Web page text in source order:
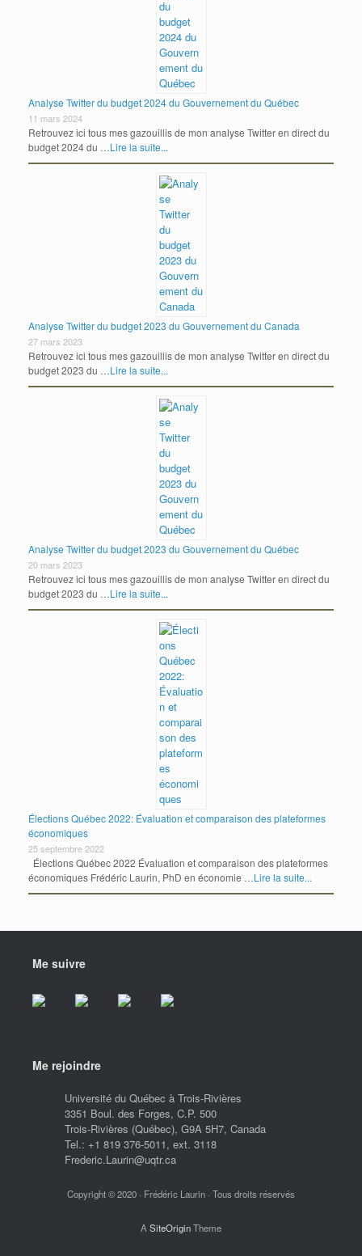
Analyse Twitter du budget 2024 du Gouvernement du Québec
11 mars 2024
Retrouvez ici tous mes gazouillis de mon analyse Twitter en direct du
budget 2024 du …Lire la suite...
Analyse Twitter du budget 2023 du Gouvernement du Canada
27 mars 2023
Retrouvez ici tous mes gazouillis de mon analyse Twitter en direct du
budget 2023 du …Lire la suite...
Analyse Twitter du budget 2023 du Gouvernement du Québec
20 mars 2023
Retrouvez ici tous mes gazouillis de mon analyse Twitter en direct du
budget 2023 du …Lire la suite...
Élections Québec 2022: Évaluation et comparaison des plateformes
économiques
25 septembre 2022
Élections Québec 2022 Évaluation et comparaison des plateformes
économiques Frédéric Laurin, PhD en économie …Lire la suite...
Me suivre
Me rejoindre
Université du Québec à Trois-Rivières
3351 Boul. des Forges, C.P. 500
Trois-Rivières (Québec), G9A 5H7, Canada
Tel.: +1 819 376-5011, ext. 3118
Frederic.Laurin@uqtr.ca
Copyright © 2020 · Frédéric Laurin · Tous droits réservés
A SiteOriginTheme